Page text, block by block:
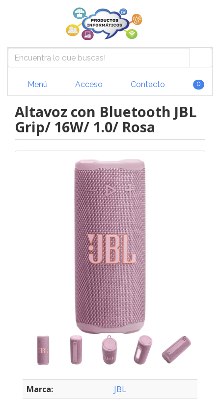
Menú Acceso Contacto 0
Altavoz con Bluetooth JBL
Grip/ 16W/ 1.0/ Rosa
Marca:
JBL